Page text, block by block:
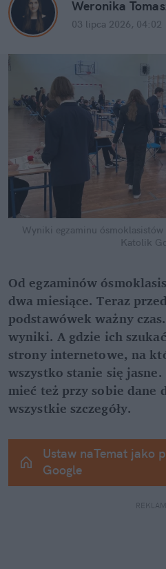
Weronika
03 lipca 2026, 04:02
Wyniki egzaminu ósmoklasistów
Katolik
Od egzaminów
dwa miesiące. Teraz
podstawówek ważny
wyniki. A gdzie ich
strony internetowe, na
wszystko stanie się
mieć też przy sobie dane
wszystkie szczegóły.
Ustaw naTemat jako
Google